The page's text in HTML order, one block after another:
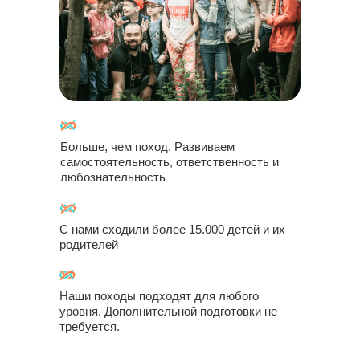
Больше, чем поход. Развиваем
самостоятельность, ответственность и
любознательность
С нами сходили более 15.000 детей и их
родителей
Наши походы подходят для любого
уровня. Дополнительной подготовки не
требуется.
Купить билет
Выберите подходящие для вас
билеты
Перейдите в корзину и заполните